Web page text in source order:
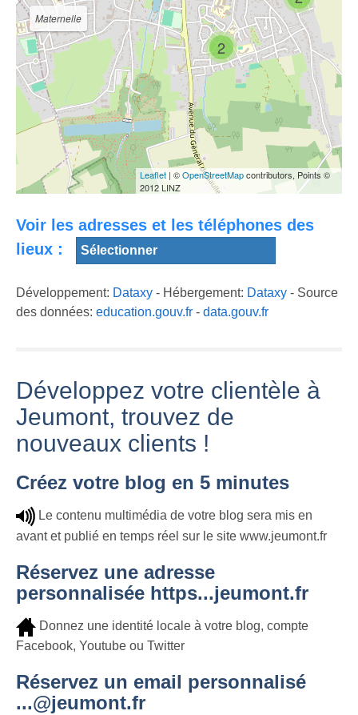
Conférence
d'Ahmed
Djebbar, 9 oct
2017 à Jeumont
Base de loisirs
du Watissart à
Jeumont
COUPE DE
FRANCE VTT
XCO JEUMONT
(59) HD
2
Maternelle
Leaflet | ©OpenStreetMapcontributors, Points ©
2012 LINZ
Voir les adresses et les téléphones des
lieux :
Développement: Dataxy - Hébergement: Dataxy - Source
des données: education.gouv.fr - data.gouv.fr
Développez votre clientèle à
Jeumont, trouvez de
nouveaux clients !
Créez votre blog en 5 minutes
Le contenu multimédia de votre blog sera mis en
avant et publié en temps réel sur le site www.jeumont.fr
Réservez une adresse
personnalisée https...jeumont.fr
Donnez une identité locale à votre blog, compte
Facebook, Youtube ou Twitter
Réservez un email personnalisé
...@jeumont.fr